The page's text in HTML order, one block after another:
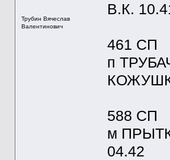
Трубин Вячеслав
Валентинович
В.К.
461 СП
п
588 СП
м
04.42